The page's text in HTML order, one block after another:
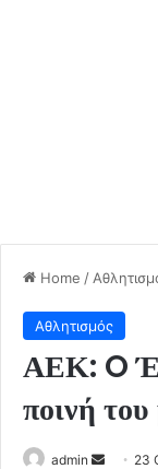
Home /
Αθλητισμός
ΑΕΚ: O
ποινή
admin
Send 23